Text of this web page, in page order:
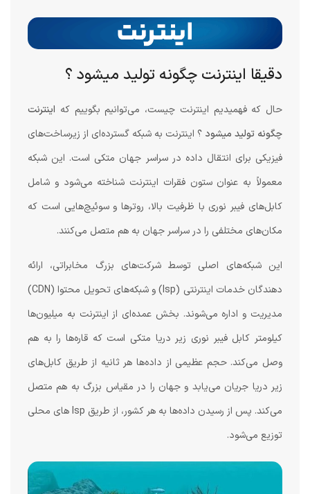
دقیقا اینترنت چگونه تولید میشود ؟
حال که فهمیدیم اینترنت چیست، می‌توانیم بگوییم که اینترنت
چگونه تولید میشود ؟ اینترنت به شبکه گسترده‌ای از زیرساخت‌های
فیزیکی برای انتقال داده در سراسر جهان متکی است. این شبکه
معمولاً به عنوان ستون فقرات اینترنت شناخته می‌شود و شامل
کابل‌های فیبر نوری با ظرفیت بالا، روترها و سوئیچ‌هایی است که
مکان‌های مختلفی را در سراسر جهان به هم متصل می‌کنند.
این شبکه‌های اصلی توسط شرکت‌های بزرگ مخابراتی، ارائه
دهندگان خدمات اینترنتی (Isp) و شبکه‌های تحویل محتوا (CDN)
مدیریت و اداره می‌شوند. بخش عمده‌ای از اینترنت به میلیون‌ها
کیلومتر کابل فیبر نوری زیر دریا متکی است که قاره‌ها را به هم
وصل می‌کند. حجم عظیمی از داده‌ها هر ثانیه از طریق کابل‌های
زیر دریا جریان می‌یابد و جهان را در مقیاس بزرگ به هم متصل
می‌کند. پس از رسیدن داده‌ها به هر کشور، از طریق Isp های محلی
توزیع می‌شود.